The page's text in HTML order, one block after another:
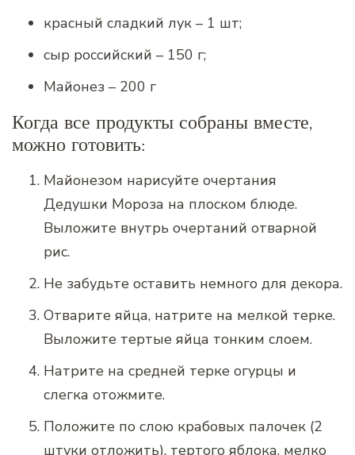
красный сладкий лук – 1 шт;
сыр российский – 150 г;
Майонез – 200 г
Когда все продукты собраны вместе,
можно готовить:
Майонезом нарисуйте очертания
Дедушки Мороза на плоском блюде.
Выложите внутрь очертаний отварной
рис.
Не забудьте оставить немного для декора.
Отварите яйца, натрите на мелкой терке.
Выложите тертые яйца тонким слоем.
Натрите на средней терке огурцы и
слегка отожмите.
Положите по слою крабовых палочек (2
штуки отложить), тертого яблока, мелко